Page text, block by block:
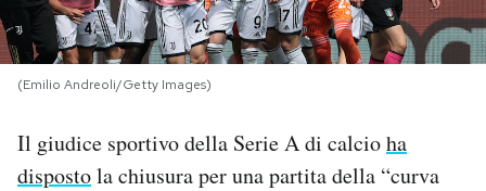
I MIEI PREFERITI
(Emilio Andreoli/Getty Images)
Il giudice sportivo della Serie A di calcioha
dispostola chiusura per una partita della “curva